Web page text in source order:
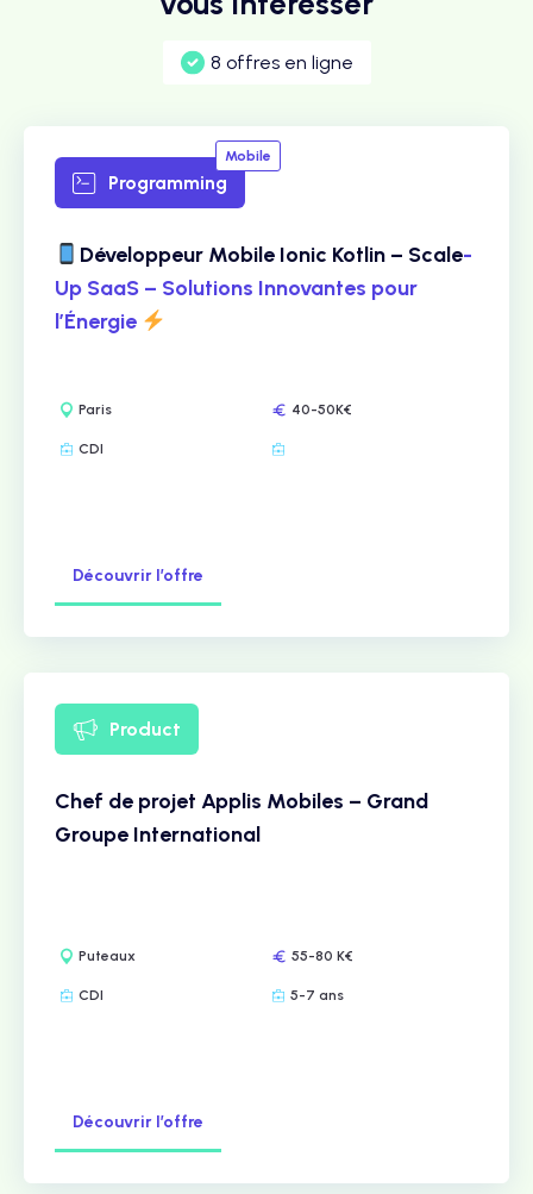
8 offres en ligne
Programming
Mobile
Développeur Mobile Ionic Kotlin – Scale-
Up SaaS – Solutions Innovantes pour
l’Énergie
Paris 40-50K€
CDI
Découvrir l’offre
Product
Chef de projet Applis Mobiles – Grand
Groupe International
Puteaux 55-80 K€
CDI 5-7 ans
Découvrir l’offre